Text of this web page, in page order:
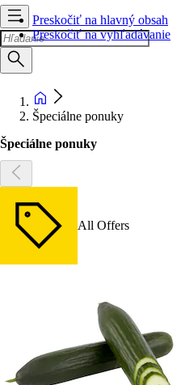
Preskočiť na hlavný obsah
Preskočiť na vyhľadávanie
Špeciálne ponuky
Špeciálne ponuky
All Offers